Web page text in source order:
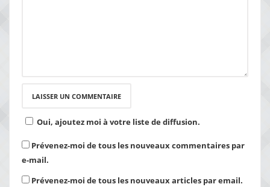
Oui, ajoutez moi à votre liste de diffusion.
Prévenez-moi de tous les nouveaux commentaires par
e-mail.
Prévenez-moi de tous les nouveaux articles par email.